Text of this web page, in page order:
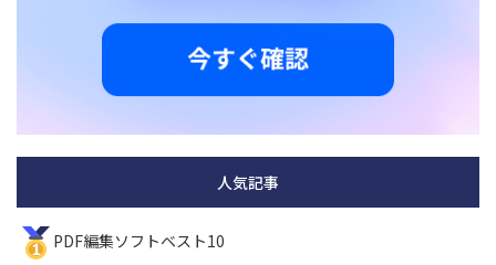
人気記事
PDF編集ソフトベスト10